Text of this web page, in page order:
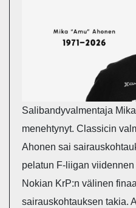
Salibandyvalmentaja
menehtynyt. Classicin
Ahonen sai
pelatun F-liigan
Nokian KrP:n välinen
sairauskohtauksen takia.